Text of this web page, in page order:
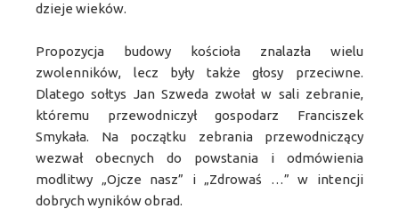
dzieje wieków.
Propozycja budowy kościoła znalazła wielu
zwolenników, lecz były także głosy przeciwne.
Dlatego sołtys Jan Szweda zwołał w sali zebranie,
któremu przewodniczył gospodarz Franciszek
Smykała. Na początku zebrania przewodniczący
wezwał obecnych do powstania i odmówienia
modlitwy „Ojcze nasz” i „Zdrowaś …” w intencji
dobrych wyników obrad.